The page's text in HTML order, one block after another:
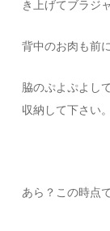
き上げてブラジ
背中のお肉も前
脇のぷよぷよし
収納して下さい。
あら？この時点